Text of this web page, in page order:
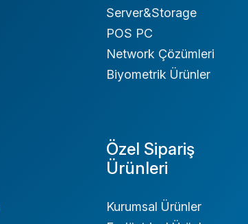
Server&Storage
POS PC
Network Çözümleri
Biyometrik Ürünler
Özel Sipariş
Ürünleri
Kurumsal Ürünler